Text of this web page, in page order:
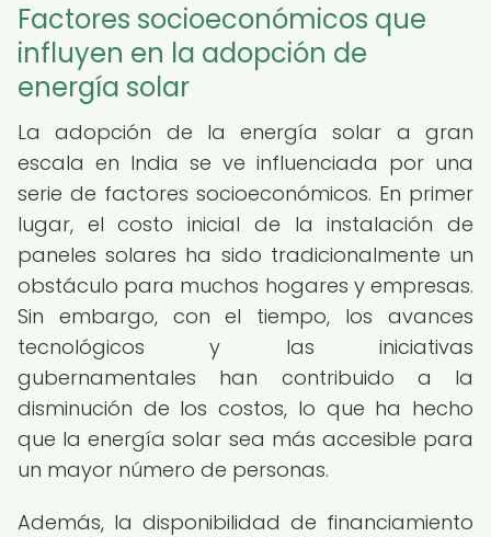
Factores socioeconómicos que
influyen en la adopción de
energía solar
La adopción de la energía solar a gran
escala en India se ve influenciada por una
serie de factores socioeconómicos. En primer
lugar, el costo inicial de la instalación de
paneles solares ha sido tradicionalmente un
obstáculo para muchos hogares y empresas.
Sin embargo, con el tiempo, los avances
tecnológicos y las iniciativas
gubernamentales han contribuido a la
disminución de los costos, lo que ha hecho
que la energía solar sea más accesible para
un mayor número de personas.
Además, la disponibilidad de financiamiento